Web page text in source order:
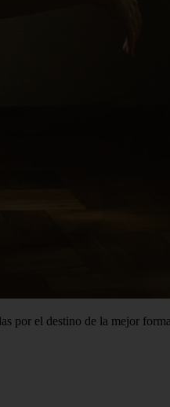
por el destino de la mejor